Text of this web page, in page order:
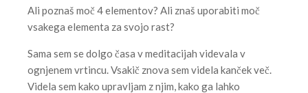
Ali poznaš moč 4 elementov? Ali znaš uporabiti moč
vsakega elementa za svojo rast?
Sama sem se dolgo časa v meditacijah videvala v
ognjenem vrtincu. Vsakič znova sem videla kanček več.
Videla sem kako upravljam z njim, kako ga lahko